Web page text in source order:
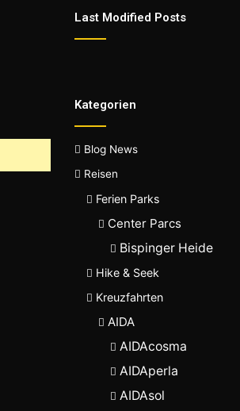
Last Modified Posts
Kategorien
Blog News
Reisen
Ferien Parks
Center Parcs
Bispinger Heide
Hike & Seek
Kreuzfahrten
AIDA
AIDAcosma
AIDAperla
AIDAsol